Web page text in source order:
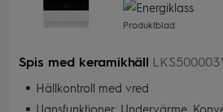
Produktblad
Spis med keramikhäll
Hällkontroll med vred